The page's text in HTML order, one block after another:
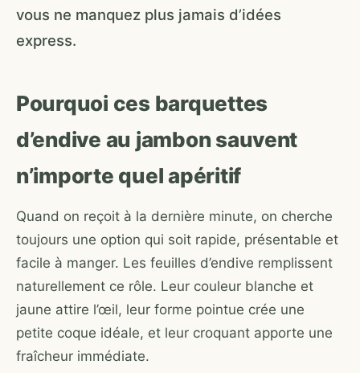
vous ne manquez plus jamais d’idées
express.
Pourquoi ces barquettes
d’endive au jambon sauvent
n’importe quel apéritif
Quand on reçoit à la dernière minute, on cherche
toujours une option qui soit rapide, présentable et
facile à manger. Les feuilles d’endive remplissent
naturellement ce rôle. Leur couleur blanche et
jaune attire l’œil, leur forme pointue crée une
petite coque idéale, et leur croquant apporte une
fraîcheur immédiate.